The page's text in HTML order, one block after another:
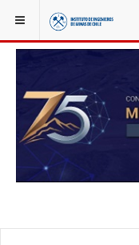
YOU ARE HERE: